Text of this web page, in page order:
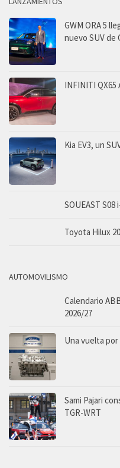
GWM ORA 5
nuevo SUV de
INFINITI QX65
Kia EV3, un
SOUEAST
Toyota Hilux
AUTOMOVILISMO
Calendario
2026/27
Una vuelta
Sami Pajari
TGR-WRT